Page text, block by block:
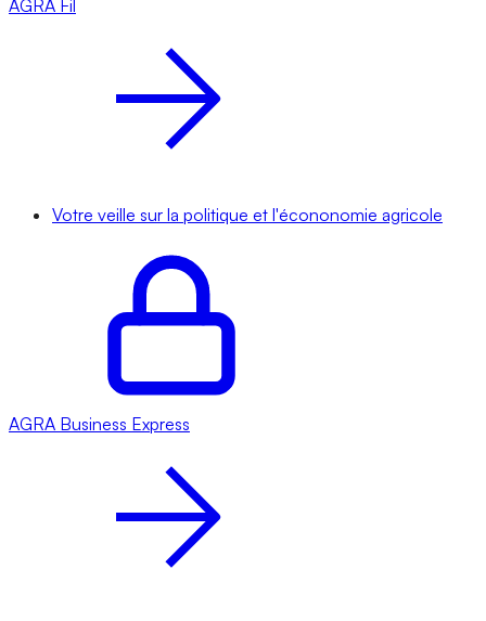
AGRA Fil
Votre veille sur la politique et l'écononomie agricole
AGRA Business Express